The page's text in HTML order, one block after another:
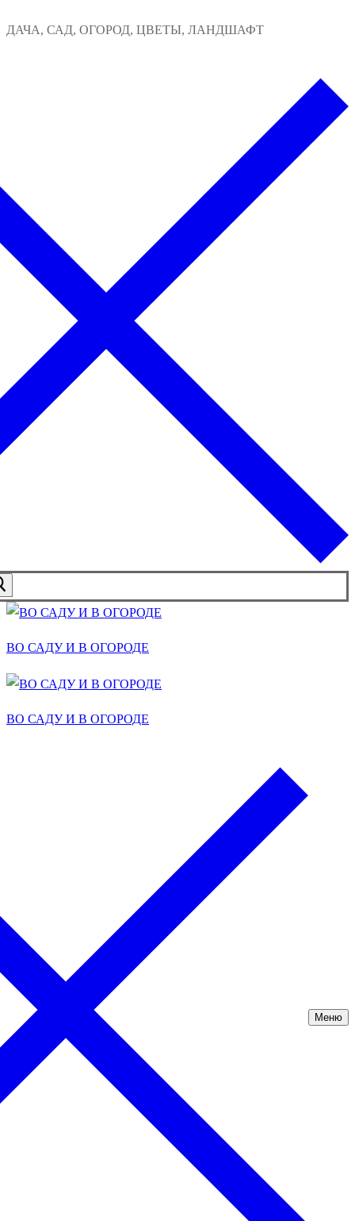
к
ДАЧА, САД, ОГОРОД, ЦВЕТЫ, ЛАНДШАФТ
ВО САДУ И В ОГОРОДЕ
ВО САДУ И В ОГОРОДЕ
Меню